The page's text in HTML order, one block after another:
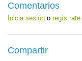
Comentarios
Inicia sesión o regístrate
Compartir